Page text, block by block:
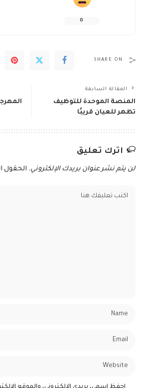
0
SHARE ON
المقالة السابقة
المنصة الموحدة للتوظيف
تظهر للعيان قريبًا
اترك تعليق
لن يتم نشر عنوان بريدك الإلكتروني. الحقول